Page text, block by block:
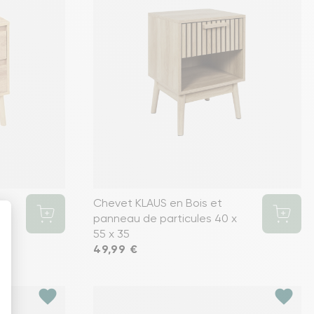
Chevet KLAUS en Bois et
panneau de particules 40 x
55 x 35
Prix
49,99 €
favorite favorite